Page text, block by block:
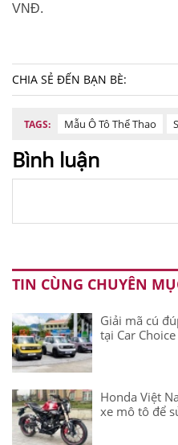
VNĐ.
CHIA SẺ ĐẾN BẠN BÈ:
TAGS: Mẫu Ô Tô Thể Thao
Bình luận
TIN CÙNG CHUYÊN
Giải mã cú
tại Car
Honda Việt
xe mô tô để